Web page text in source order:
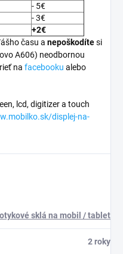
- 5€
- 3€
+2€
času a nepoškodítesi
A606) neodbornou
na facebooku alebo
lcd, digitizer a touch
displej-na-
sklá na mobil / tablet
2 roky